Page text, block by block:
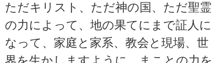
ただキリスト、ただ神の国、ただ聖霊
の力によって、地の果てにまで証人に
なって、家庭と家系、教会と現場、世